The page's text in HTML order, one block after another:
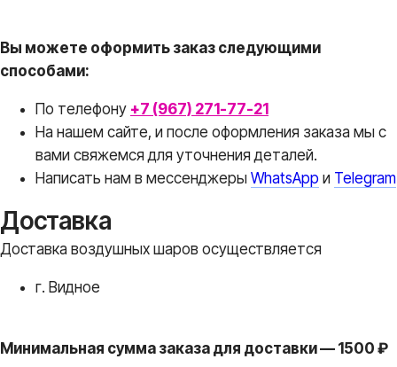
Вы можете оформить заказ следующими
способами:
По телефону +7 (967) 271-77-21
На нашем сайте, и после оформления заказа мы с
вами свяжемся для уточнения деталей.
Написать нам в месcенджеры WhatsApp и Telegram
Доставка
Доставка воздушных шаров осуществляется
г. Видное
Минимальная сумма заказа для доставки — 1500 ₽